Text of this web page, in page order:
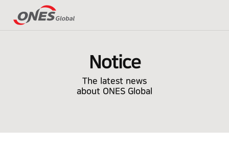
Notice
The latest news
about ONES Global